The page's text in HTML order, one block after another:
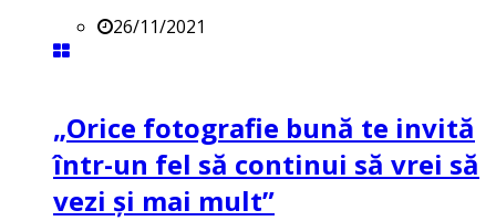
26/11/2021
„Orice fotografie bună te invită
într-un fel să continui să vrei să
vezi și mai mult”